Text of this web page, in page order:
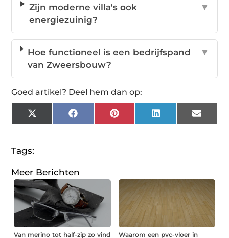
Zijn moderne villa's ook
energiezuinig?
▼
Hoe functioneel is een bedrijfspand
van Zweersbouw?
▼
Goed artikel? Deel hem dan op:
X
(Twitter)
FacebookPinterestLinkedInEmail
Tags:
Meer Berichten
Van merino tot half-zip zo vind Waarom een pvc-vloer in